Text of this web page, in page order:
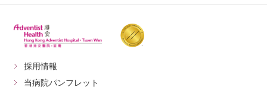
採用情報
当病院パンフレット